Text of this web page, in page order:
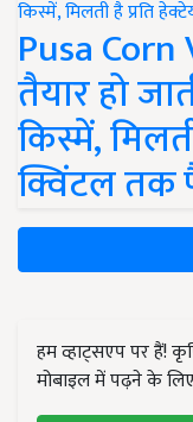
Pusa
तैयार हो
किस्में,
क्विंटल तक
हम व्हाट्सएप पर हैं!
मोबाइल में पढ़ने के